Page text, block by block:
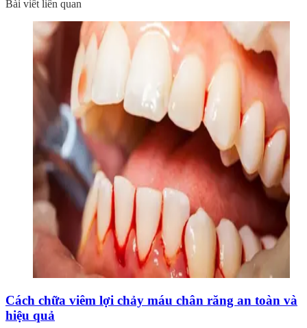
Bài viết liên quan
Cách chữa viêm lợi chảy máu chân răng an toàn và
hiệu quả